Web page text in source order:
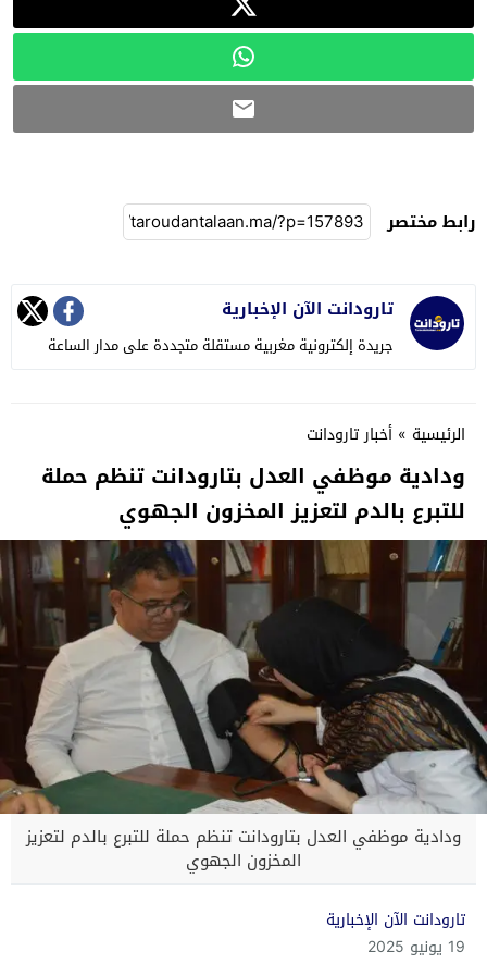
رابط مختصر
تارودانت الآن الإخبارية
جريدة إلكترونية مغربية مستقلة متجددة على مدار الساعة
الرئيسية » أخبار تارودانت
ودادية موظفي العدل بتارودانت تنظم حملة
للتبرع بالدم لتعزيز المخزون الجهوي
ودادية موظفي العدل بتارودانت تنظم حملة للتبرع بالدم لتعزيز
المخزون الجهوي
تارودانت الآن الإخبارية
19 يونيو 2025